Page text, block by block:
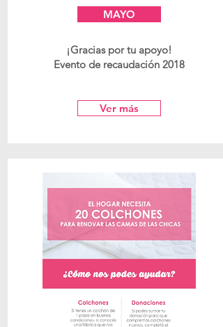
MAYO
¡Gracias por tu apoyo!
Evento de recaudación 2018
Ver más